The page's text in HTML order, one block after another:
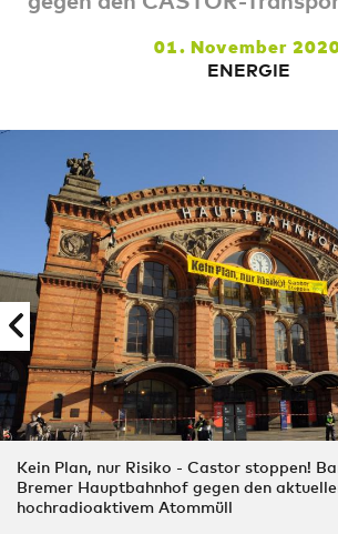
01. November
ENERGIE
Kein Plan, nur Risiko - Castor stoppen!
Bremer Hauptbahnhof gegen den
hochradioaktivem Atommüll